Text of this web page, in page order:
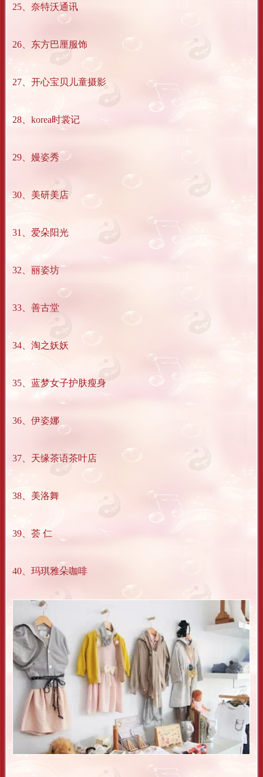
25、奈特沃通讯
26、东方巴厘服饰
27、开心宝贝儿童摄影
28、korea时裳记
29、嫚姿秀
30、美研美店
31、爱朵阳光
32、丽姿坊
33、善古堂
34、淘之妖妖
35、蓝梦女子护肤瘦身
36、伊姿娜
37、天缘茶语茶叶店
38、美洛舞
39、荟 仁
40、玛琪雅朵咖啡